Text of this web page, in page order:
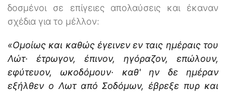
δοσμένοι σε επίγειες απολαύσεις και έκαναν
σχέδια για το μέλλον:
«Ομοίως και καθώς έγεινεν εν ταις ημέραις του
Λώτ· έτρωγον, έπινον, ηγόραζον, επώλουν,
εφύτευον, ωκοδόμουν· καθ' ην δε ημέραν
εξήλθεν ο Λωτ από Σοδόμων, έβρεξε πυρ και